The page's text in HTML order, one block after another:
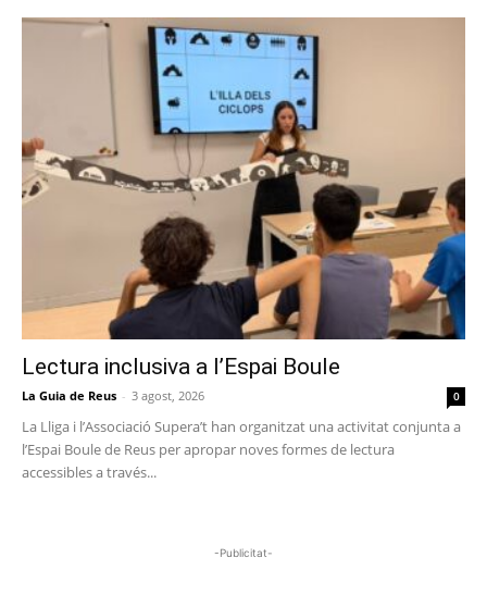
Lectura inclusiva a l’Espai Boule
La Guia de Reus - 3 agost, 2026 0
La Lliga i l’Associació Supera’t han organitzat una activitat conjunta a
l’Espai Boule de Reus per apropar noves formes de lectura
accessibles a través...
-Publicitat-